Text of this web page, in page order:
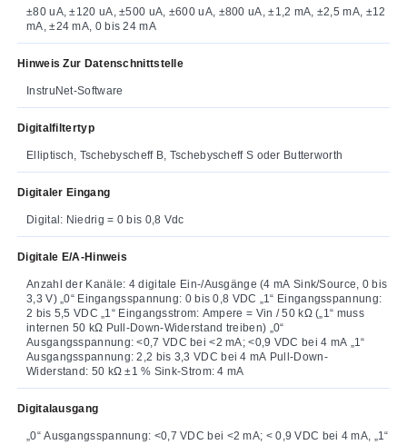
±80 uA, ±120 uA, ±500 uA, ±600 uA, ±800 uA, ±1,2 mA, ±2,5 mA, ±12
mA, ±24 mA, 0 bis 24 mA
Hinweis Zur Datenschnittstelle
InstruNet-Software
Digitalfiltertyp
Elliptisch, Tschebyscheff B, Tschebyscheff S oder Butterworth
Digitaler Eingang
Digital: Niedrig = 0 bis 0,8 Vdc
Digitale E/A-Hinweis
Anzahl der Kanäle: 4 digitale Ein-/Ausgänge (4 mA Sink/Source, 0 bis
3,3 V) „0“ Eingangsspannung: 0 bis 0,8 VDC „1“ Eingangsspannung:
2 bis 5,5 VDC „1“ Eingangsstrom: Ampere = Vin / 50 kΩ („1“ muss
internen 50 kΩ Pull-Down-Widerstand treiben) „0“
Ausgangsspannung: <0,7 VDC bei <2 mA; <0,9 VDC bei 4 mA „1“
Ausgangsspannung: 2,2 bis 3,3 VDC bei 4 mA Pull-Down-
Widerstand: 50 kΩ ±1 % Sink-Strom: 4 mA
Digitalausgang
„0“ Ausgangsspannung: <0,7 VDC bei <2 mA; < 0,9 VDC bei 4 mA, „1“